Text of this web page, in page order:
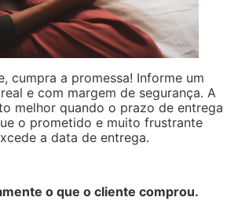
cumpra a promessa! Informe um
e com margem de segurança. A
melhor quando o prazo de entrega
o prometido e muito frustrante
a data de entrega.
o que o cliente comprou.